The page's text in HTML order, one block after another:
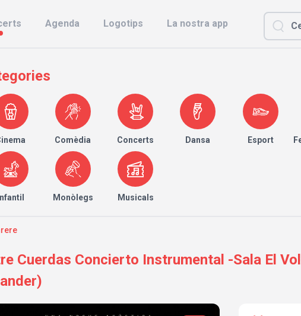
Agenda Logotips La nostra app
Comèdia Concerts Dansa Esport
Infantil Monòlegs Musicals
Cuerdas Concierto Instrumental -Sala El